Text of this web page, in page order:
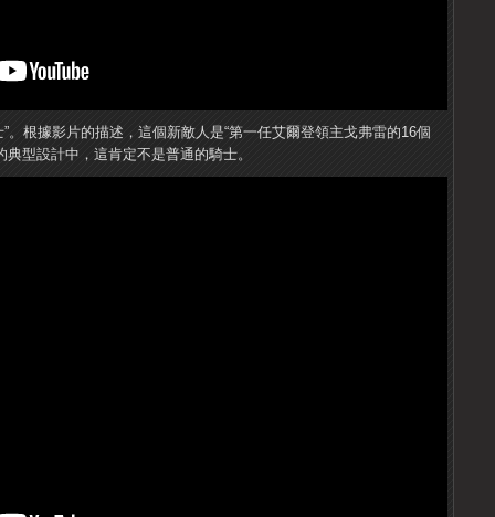
。根據影片的描述，這個新敵人是“第一任艾爾登領主戈弗雷的16個
型設計中，這肯定不是普通的騎士。